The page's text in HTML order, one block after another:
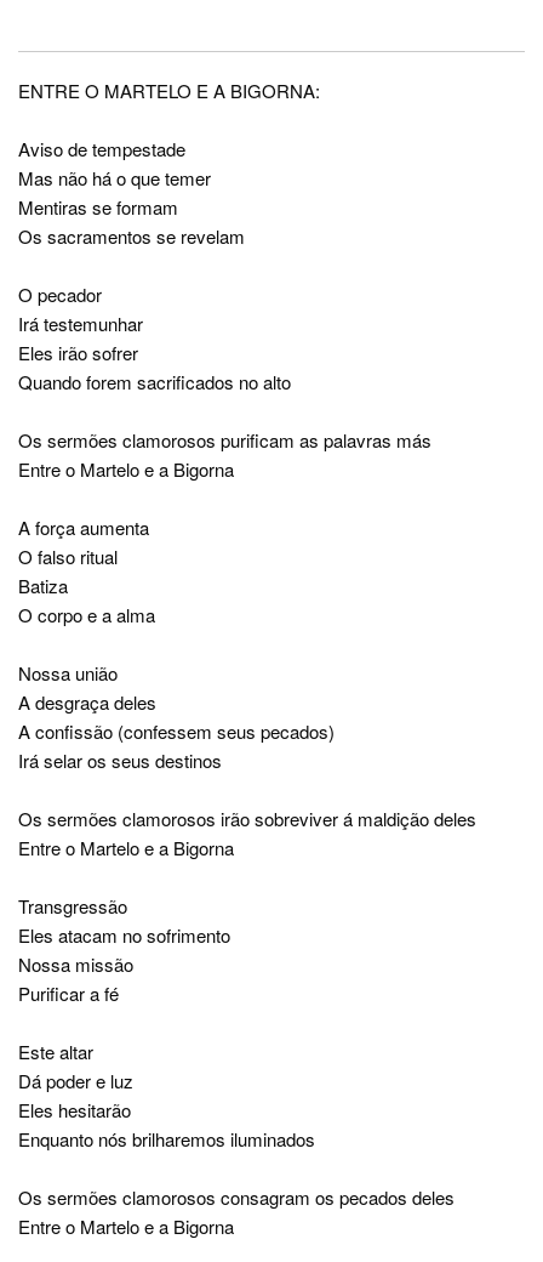
ENTRE O MARTELO E A BIGORNA:
Aviso de tempestade
Mas não há o que temer
Mentiras se formam
Os sacramentos se revelam
O pecador
Irá testemunhar
Eles irão sofrer
Quando forem sacrificados no alto
Os sermões clamorosos purificam as palavras más
Entre o Martelo e a Bigorna
A força aumenta
O falso ritual
Batiza
O corpo e a alma
Nossa união
A desgraça deles
A confissão (confessem seus pecados)
Irá selar os seus destinos
Os sermões clamorosos irão sobreviver á maldição deles
Entre o Martelo e a Bigorna
Transgressão
Eles atacam no sofrimento
Nossa missão
Purificar a fé
Este altar
Dá poder e luz
Eles hesitarão
Enquanto nós brilharemos iluminados
Os sermões clamorosos consagram os pecados deles
Entre o Martelo e a Bigorna